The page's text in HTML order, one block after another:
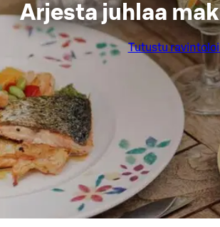
Arjesta juhlaa
Tutustu